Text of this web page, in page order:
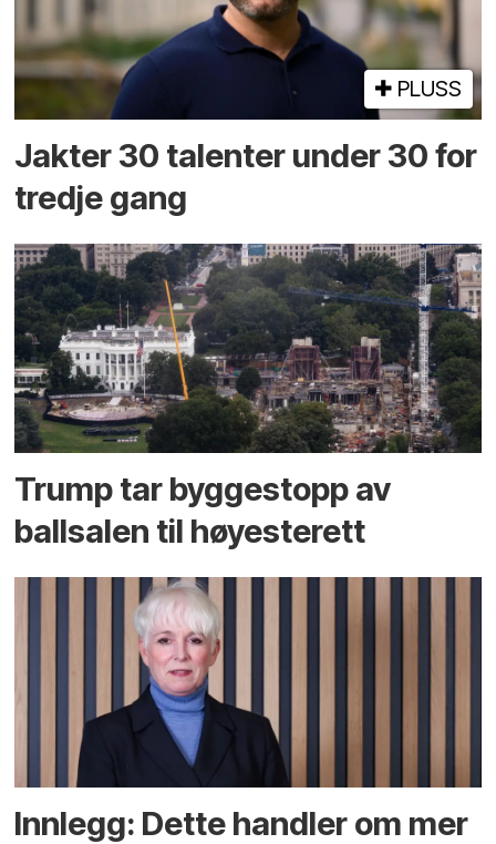
PLUSS
Jakter 30 talenter under 30 for
tredje gang
Trump tar byggestopp av
ballsalen til høyesterett
Innlegg: Dette handler om mer